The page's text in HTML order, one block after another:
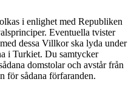
i enlighet med Republiken
Eventuella tvister
dessa Villkor ska lyda under
i Turkiet. Du samtycker
domstolar och avstår från
för sådana förfaranden.